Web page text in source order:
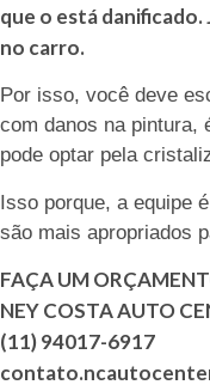
que o está
no carro.
Por isso, você deve
com danos na pintura,
pode optar pela
Isso porque, a equipe
são mais apropriados
FAÇA UM
NEY COSTA AUTO
(11) 94017-6917